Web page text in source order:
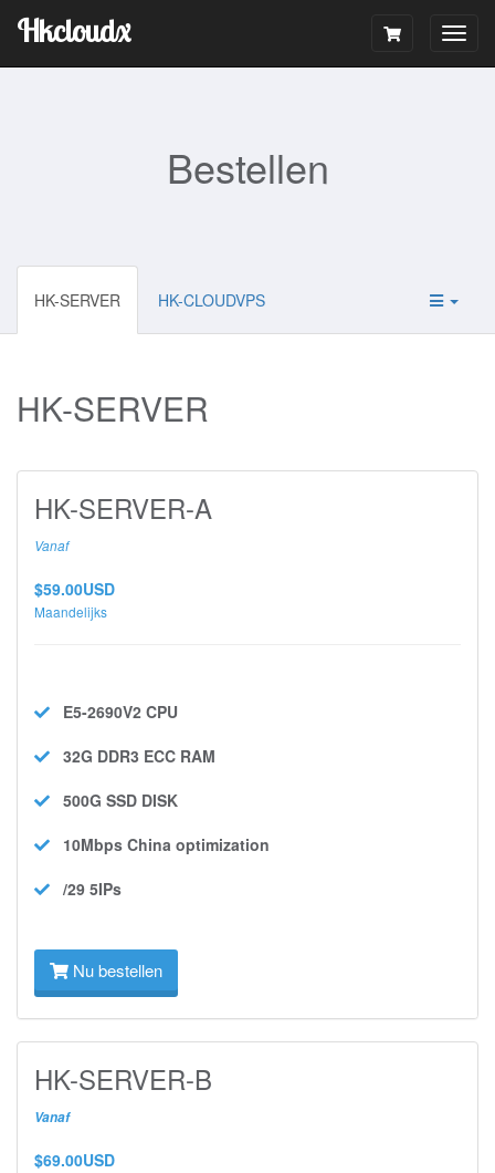
Hkcloudx
Bestellen
HK-SERVER HK-CLOUDVPS
HK-SERVER
HK-SERVER-A
Vanaf
$59.00USD
Maandelijks
E5-2690V2 CPU
32G DDR3 ECC RAM
500G SSD DISK
10Mbps China optimization
/29 5IPs
Nu bestellen
HK-SERVER-B
Vanaf
$69.00USD